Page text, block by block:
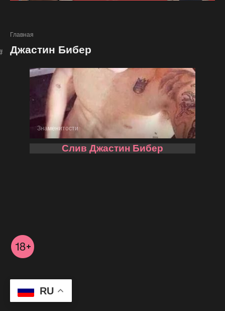
Главная
Джастин Бибер
Знаменитости
Слив Джастин Бибер
RU